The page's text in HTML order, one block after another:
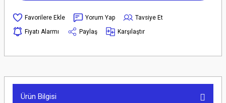
Yorum Yap
Tavsiye Et
Fiyatı Alarmı
Paylaş Karşılaştır
Ürün Bilgisi